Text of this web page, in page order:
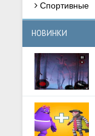
Спортивные
НОВИНКИ